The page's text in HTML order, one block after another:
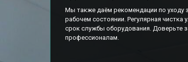
Мы также даём рекомендации по уходу
рабочем состоянии. Регулярная
срок службы оборудования. Доверьте
профессионалам.